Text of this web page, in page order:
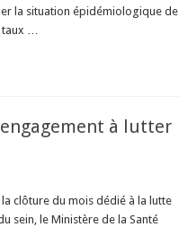
la situation épidémiologique de
taux …
à lutter
clôture du mois dédié à la lutte
sein, le Ministère de la Santé